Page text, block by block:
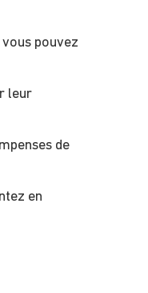
pouvez
leur
de
en